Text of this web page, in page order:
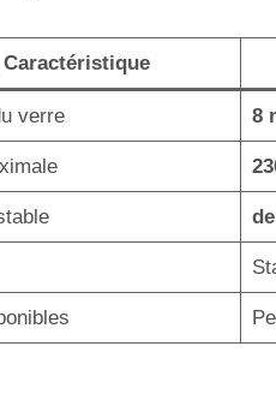
Caractéristique
verre 8